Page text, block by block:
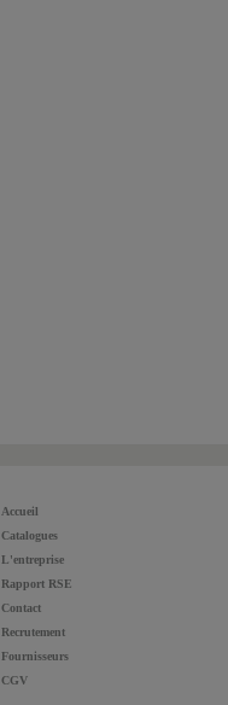
Accueil
Catalogues
L'entreprise
Rapport RSE
Contact
Recrutement
Fournisseurs
CGV